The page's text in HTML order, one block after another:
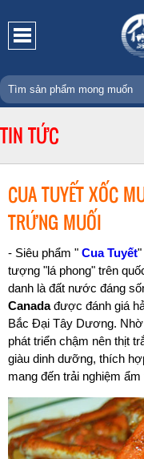
TIN TỨC
CUA TUYẾT XỐC
TRỨNG MUỐI
- Siêu phẩm " Cua Tuyết"
tượng "lá phong" trên
danh là đất nước đáng
Canadađược đánh giá
Bắc Đại Tây Dương.
phát triển chậm nên thịt
giàu dinh dưỡng, thích
mang đến trải nghiệm